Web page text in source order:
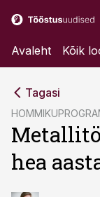
Avaleht Kõik
Tagasi
hea